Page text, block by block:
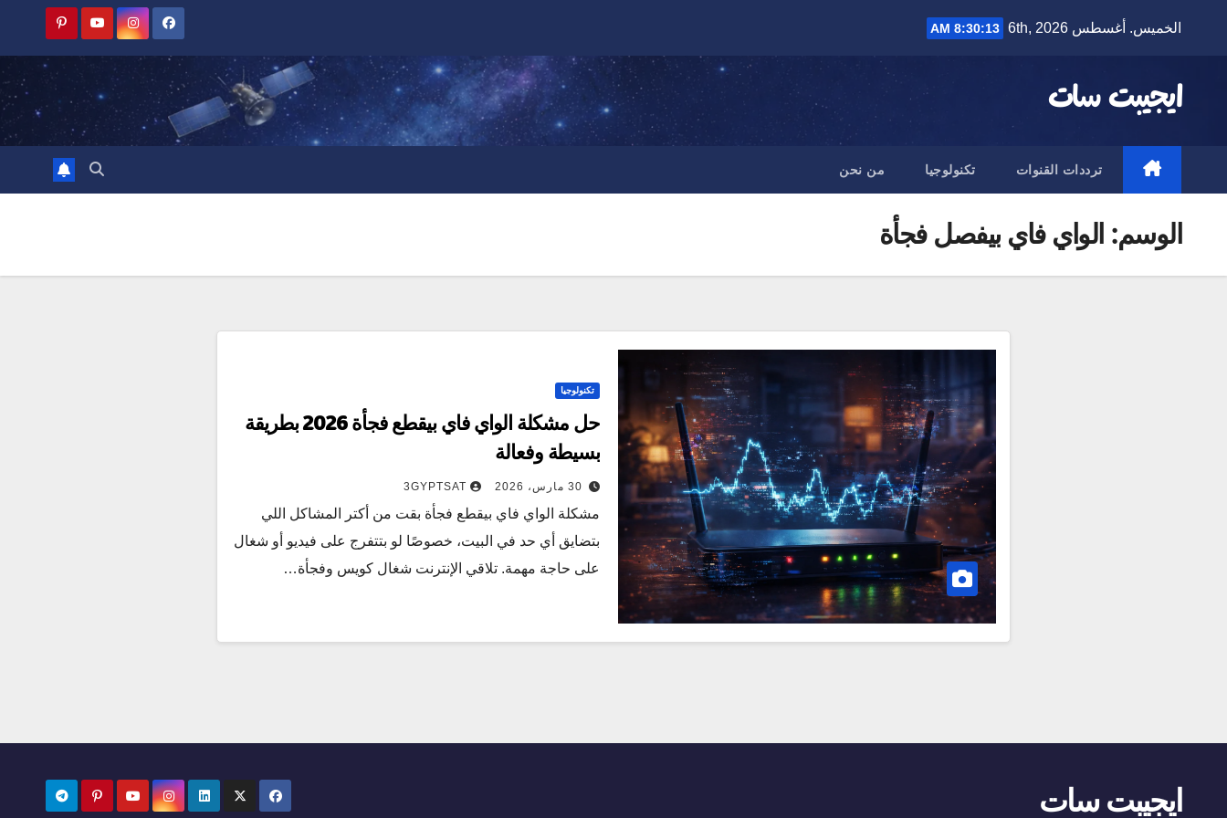
الخميس. أغسطس 6th, 2026 8:30:13 AM
ايجيبت سات
ترددات القنوات تكنولوجيا من نحن
الوسم: الواي فاي بيفصل فجأة
تكنولوجيا
حل مشكلة الواي فاي بيقطع فجأة 2026 بطريقة
بسيطة وفعالة
30 مارس، 2026 3GYPTSAT
مشكلة الواي فاي بيقطع فجأة بقت من أكتر المشاكل اللي
بتضايق أي حد في البيت، خصوصًا لو بتتفرج على فيديو أو شغال
على حاجة مهمة. تلاقي الإنترنت شغال كويس وفجأة…
ايجيبت سات